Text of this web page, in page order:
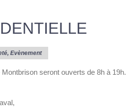
, Evènement
seront ouverts de 8h à 19h.